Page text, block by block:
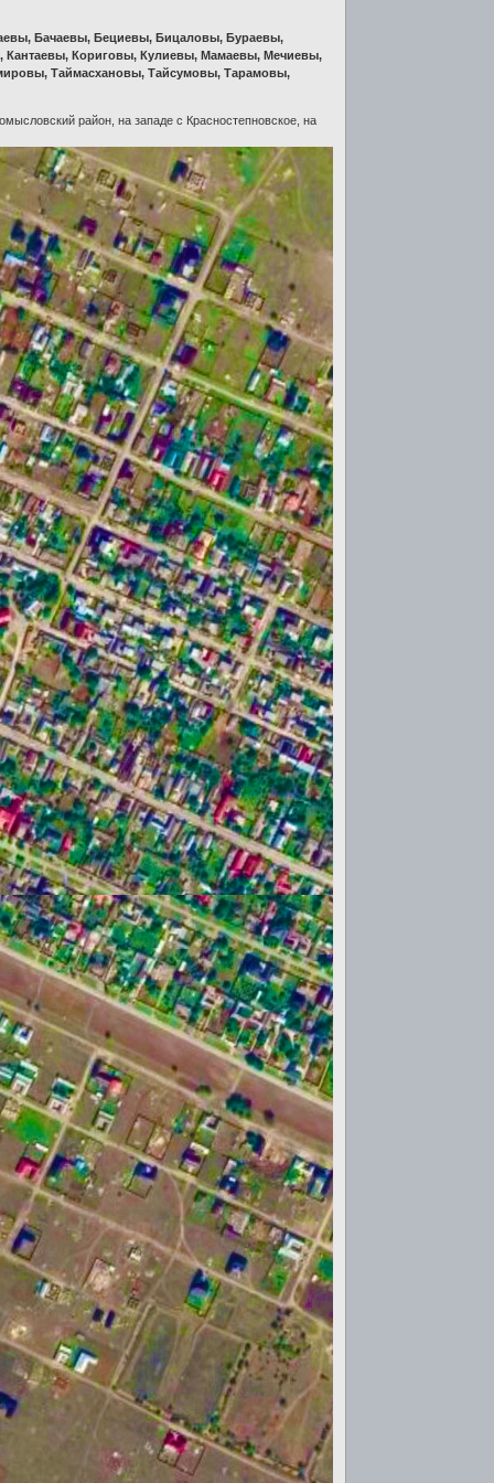
Бачаевы, Бециевы, Бицаловы, Бураевы,
Кантаевы, Кориговы, Кулиевы, Мамаевы, Мечиевы,
Таймасхановы, Тайсумовы, Тарамовы,
район, на западе с Красностепновское, на